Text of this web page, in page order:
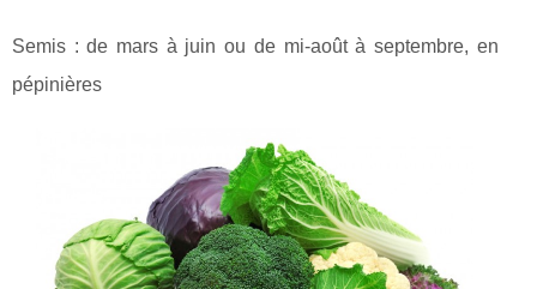
Semis : de mars à juin ou de mi-août à septembre, en
pépinières